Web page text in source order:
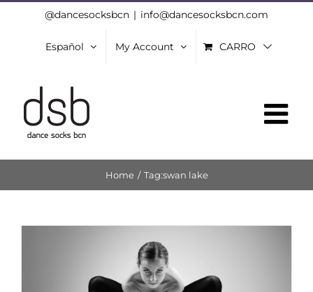
@dancesocksbcn | info@dancesocksbcn.com
Español My Account CARRO
Home / Tag:swan lake